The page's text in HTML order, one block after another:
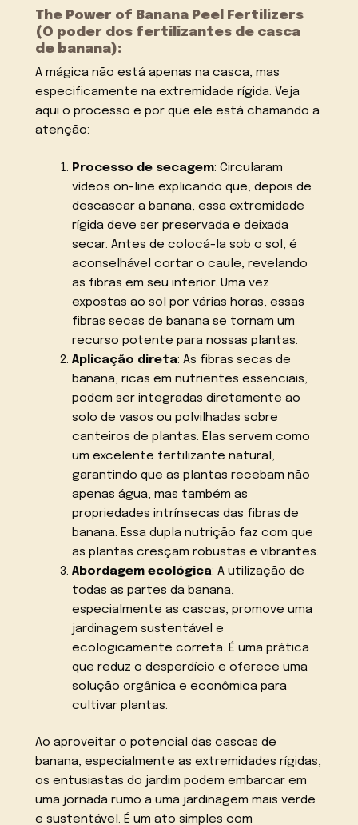
The Power of Banana Peel Fertilizers
(O poder dos fertilizantes de casca
de banana):
A mágica não está apenas na casca, mas
especificamente na extremidade rígida. Veja
aqui o processo e por que ele está chamando a
atenção:
Processo de secagem: Circularam
vídeos on-line explicando que, depois de
descascar a banana, essa extremidade
rígida deve ser preservada e deixada
secar. Antes de colocá-la sob o sol, é
aconselhável cortar o caule, revelando
as fibras em seu interior. Uma vez
expostas ao sol por várias horas, essas
fibras secas de banana se tornam um
recurso potente para nossas plantas.
Aplicação direta: As fibras secas de
banana, ricas em nutrientes essenciais,
podem ser integradas diretamente ao
solo de vasos ou polvilhadas sobre
canteiros de plantas. Elas servem como
um excelente fertilizante natural,
garantindo que as plantas recebam não
apenas água, mas também as
propriedades intrínsecas das fibras de
banana. Essa dupla nutrição faz com que
as plantas cresçam robustas e vibrantes.
Abordagem ecológica: A utilização de
todas as partes da banana,
especialmente as cascas, promove uma
jardinagem sustentável e
ecologicamente correta. É uma prática
que reduz o desperdício e oferece uma
solução orgânica e econômica para
cultivar plantas.
Ao aproveitar o potencial das cascas de
banana, especialmente as extremidades rígidas,
os entusiastas do jardim podem embarcar em
uma jornada rumo a uma jardinagem mais verde
e sustentável. É um ato simples com